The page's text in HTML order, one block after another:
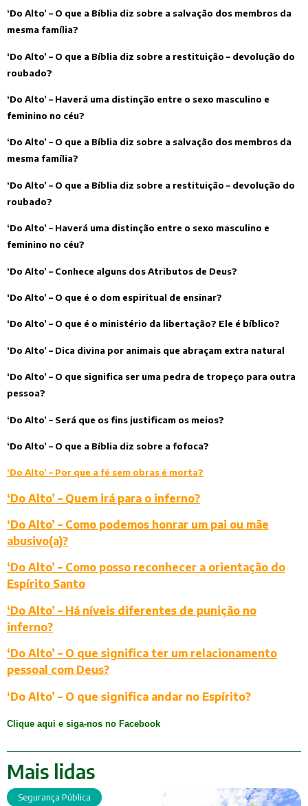
‘Do Alto’ – O que a Bíblia diz sobre a salvação dos membros da
mesma família?
‘Do Alto’ – O que a Bíblia diz sobre a restituição – devolução do
roubado?
‘Do Alto’ – Haverá uma distinção entre o sexo masculino e
feminino no céu?
‘Do Alto’ – O que a Bíblia diz sobre a salvação dos membros da
mesma família?
‘Do Alto’ – O que a Bíblia diz sobre a restituição – devolução do
roubado?
‘Do Alto’ – Haverá uma distinção entre o sexo masculino e
feminino no céu?
‘Do Alto’ – Conhece alguns dos Atributos de Deus?
‘Do Alto’ – O que é o dom espiritual de ensinar?
‘Do Alto’ – O que é o ministério da libertação? Ele é bíblico?
‘Do Alto’ – Dica divina por animais que abraçam extra natural
‘Do Alto’ – O que significa ser uma pedra de tropeço para outra
pessoa?
‘Do Alto’ – Será que os fins justificam os meios?
‘Do Alto’ – O que a Bíblia diz sobre a fofoca?
‘Do Alto’ – Por que a fé sem obras é morta?
‘Do Alto’ – Quem irá para o inferno?
‘Do Alto’ – Como podemos honrar um pai ou mãe
abusivo(a)?
‘Do Alto’ – Como posso reconhecer a orientação do
Espírito Santo
‘Do Alto’ – Há níveis diferentes de punição no
inferno?
‘Do Alto’ – O que significa ter um relacionamento
pessoal com Deus?
‘Do Alto’ – O que significa andar no Espírito?
Clique aqui e siga-nos no Facebook
Mais lidas
Segurança Pública